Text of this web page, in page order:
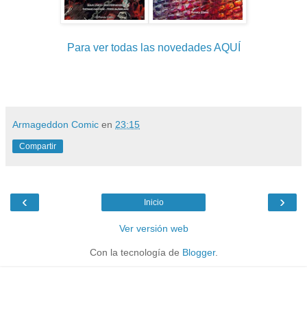
Para ver todas las novedades AQUÍ
Armageddon Comic en 23:15
Compartir
‹ ›
Inicio
Ver versión web
Con la tecnología de Blogger.